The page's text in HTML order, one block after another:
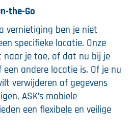
the-Go
vernietiging ben je niet
specifieke locatie. Onze
naar je toe, of dat nu bij je
andere locatie is. Of je nu
verwijderen of gegevens
ASK’s mobiele
een flexibele en veilige